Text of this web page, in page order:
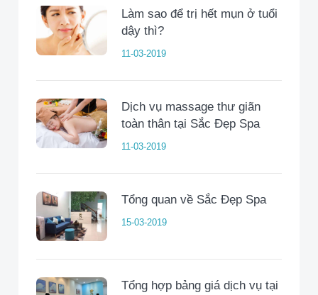
Làm sao để trị hết mụn ở tuổi
dậy thì?
11-03-2019
Dịch vụ massage thư giãn
toàn thân tại Sắc Đẹp Spa
11-03-2019
Tổng quan về Sắc Đẹp Spa
15-03-2019
Tổng hợp bảng giá dịch vụ tại